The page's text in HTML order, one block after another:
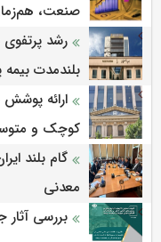
صنعت،
رشد
بلندمدت بیمه
ارائه
کوچک و
گام بلند
معدنی
بررسی